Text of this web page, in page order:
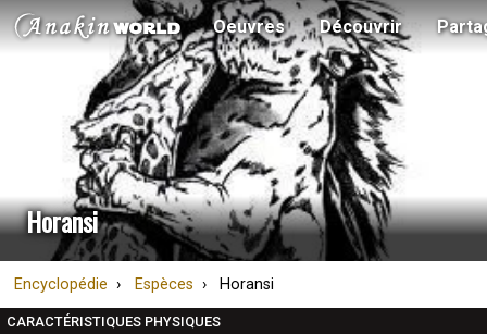
Oeuvres Découvrir
Horansi
Encyclopédie Espèces Horansi
CARACTÉRISTIQUES PHYSIQUES